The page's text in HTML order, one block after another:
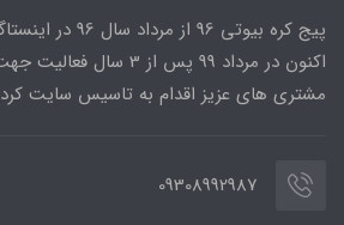
پیج کره بیوتی 96
اکنون در مرداد 99 پس از 3
مشتری های عزیز اقدام به تاسیس سایت
09308992987